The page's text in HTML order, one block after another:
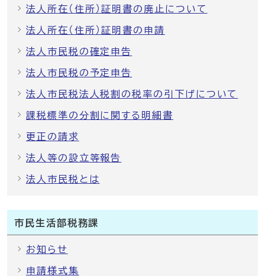
法人所在（住所）証明書の廃止について
法人所在（住所）証明書の申請
法人市民税の確定申告
法人市民税の予定申告
法人市民税法人税割の税率の引下げについて
課税標準の分割に関する明細書
更正の請求
法人等の設立等報告
法人市民税とは
市民生活部税務課
お知らせ
申請様式集